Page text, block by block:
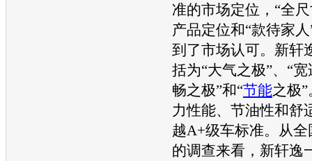
准的市场定位，“全
产品定位和“款待家
到了市场认可。 新轩
括为“大气之极”、“
畅之极”和“节能之极”
力性能、节油性和舒
越A+级车标准。从
的调查来看， 新轩逸